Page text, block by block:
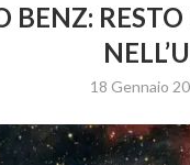
BENZ:
18 Gennaio